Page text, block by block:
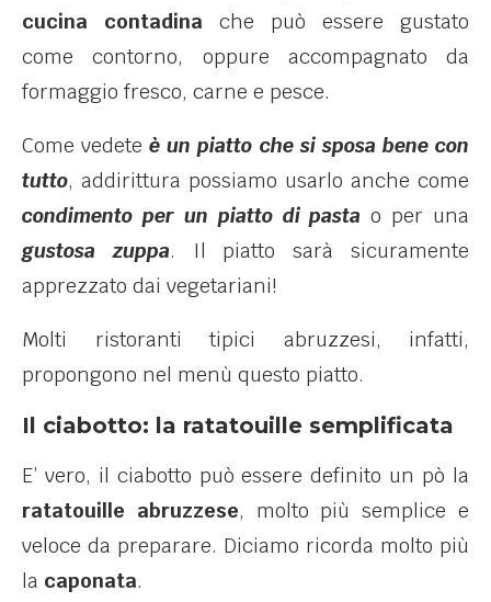
cucina contadina che può essere gustato
come contorno, oppure accompagnato da
formaggio fresco, carne e pesce.
Come vedeteè un piatto che si sposa bene con
tutto, addirittura possiamo usarlo anche come
condimento per un piatto di pasta o per una
gustosa zuppa. Il piatto sarà sicuramente
apprezzato dai vegetariani!
Molti ristoranti tipici abruzzesi, infatti,
propongono nel menù questo piatto.
Il ciabotto: la ratatouille semplificata
E’ vero, il ciabotto può essere definito un pò la
ratatouille abruzzese, molto più semplice e
veloce da preparare. Diciamo ricorda molto più
la caponata.